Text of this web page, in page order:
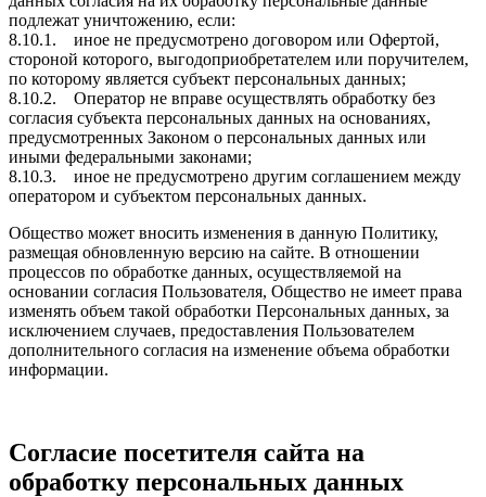
подлежат уничтожению, если:
8.10.1. иное не предусмотрено договором или Офертой,
стороной которого, выгодоприобретателем или поручителем,
по которому является субъект персональных данных;
8.10.2. Оператор не вправе осуществлять обработку без
согласия субъекта персональных данных на основаниях,
предусмотренных Законом о персональных данных или
иными федеральными законами;
8.10.3. иное не предусмотрено другим соглашением между
оператором и субъектом персональных данных.
Общество может вносить изменения в данную Политику,
размещая обновленную версию на сайте. В отношении
процессов по обработке данных, осуществляемой на
основании согласия Пользователя, Общество не имеет права
изменять объем такой обработки Персональных данных, за
исключением случаев, предоставления Пользователем
дополнительного согласия на изменение объема обработки
информации.
Согласие посетителя сайта на
обработку персональных данных